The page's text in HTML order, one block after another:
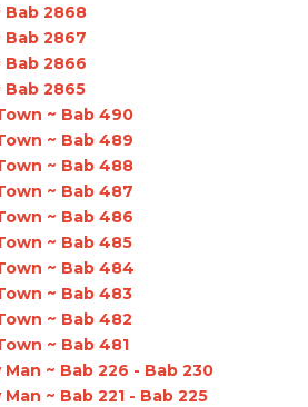
Bab 2868
Bab 2867
Bab 2866
Bab 2865
~ Bab 490
~ Bab 489
~ Bab 488
~ Bab 487
~ Bab 486
~ Bab 485
~ Bab 484
~ Bab 483
~ Bab 482
~ Bab 481
~ Bab 226 - Bab 230
~ Bab 221 - Bab 225